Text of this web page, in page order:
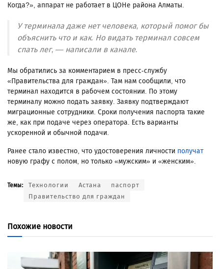
Когда?», аппарат не работает в ЦОНе района Алматы.
У терминала даже нет человека, который помог бы
объяснить что и как. Но видать терминал совсем
спать лег, — написали в канале.
Мы обратились за комментарием в пресс-службу
«Правительства для граждан». Там нам сообщили, что
терминал находится в рабочем состоянии. По этому
терминалу можно подать заявку. Заявку подтверждают
миграционные сотрудники. Сроки получения паспорта такие
же, как при подаче через оператора. Есть варианты
ускоренной и обычной подачи.
Ранее стало известно, что удостоверения личности получат
новую графу с полом, но только «мужским» и «женским».
Темы: Технологии Астана
паспорт
Правительство для граждан
Похожие новости